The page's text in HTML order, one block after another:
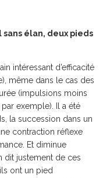
élan, deux pieds
intéressant d’efficacité
même dans le cas des
(impulsions moins
exemple). Il a été
la succession dans un
contraction réflexe
Et diminue
dit justement de ces
ont un pied